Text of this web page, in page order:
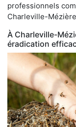
professionnels
Charleville-
À Charleville-
éradication